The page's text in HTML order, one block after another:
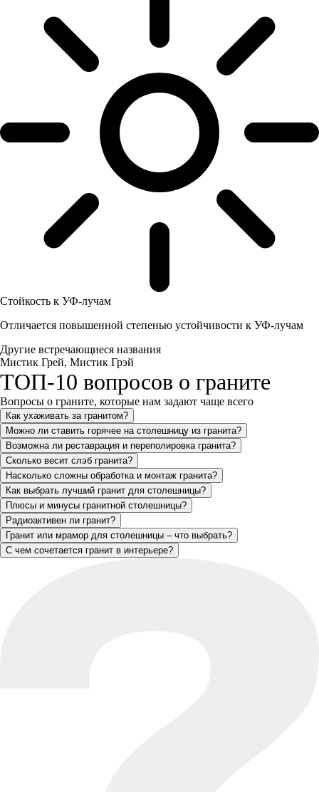
Стойкость к УФ-лучам
Отличается повышенной степенью устойчивости к УФ-лучам
Другие встречающиеся названия
Мистик Грей, Мистик Грэй
ТОП-10 вопросов о граните
Вопросы о граните, которые нам задают чаще всего
Как ухаживать за гранитом?
Можно ли ставить горячее на столешницу из гранита?
Возможна ли реставрация и переполировка гранита?
Сколько весит слэб гранита?
Насколько сложны обработка и монтаж гранита?
Как выбрать лучший гранит для столешницы?
Плюсы и минусы гранитной столешницы?
Радиоактивен ли гранит?
Гранит или мрамор для столешницы – что выбрать?
С чем сочетается гранит в интерьере?